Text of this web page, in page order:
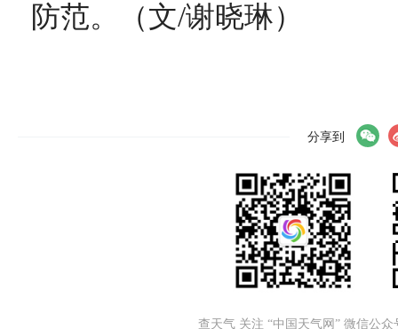
防范。（文/谢晓琳）
分享到
查天气 关注 “中国天气网” 微信公众